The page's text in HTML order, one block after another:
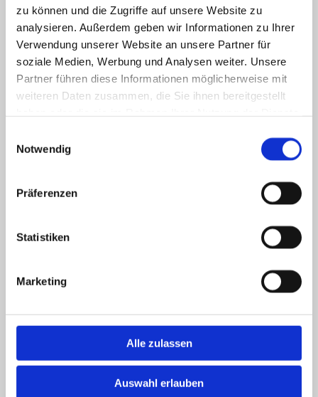
zu können und die Zugriffe auf unsere Website zu
analysieren. Außerdem geben wir Informationen zu Ihrer
Verwendung unserer Website an unsere Partner für
soziale Medien, Werbung und Analysen weiter. Unsere
Partner führen diese Informationen möglicherweise mit
weiteren Daten zusammen, die Sie ihnen bereitgestellt
Notwendig
Präferenzen
Statistiken
Marketing
Alle zulassen
Auswahl erlauben
Sofas und Sessel
Bürostühle und Polsterstühle
Matratzen
Sitzgarnituren
Gartenpolsterauflagen
Vorhang- und Gardinenservice